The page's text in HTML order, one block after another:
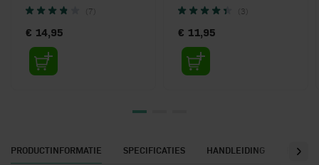
(7)
€ 14,95
(3)
€ 11,95
PRODUCTINFORMATIE SPECIFICATIES HANDLEIDING